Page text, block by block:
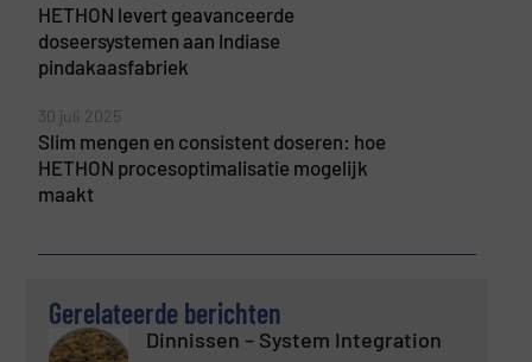
HETHON levert geavanceerde
doseersystemen aan Indiase
pindakaasfabriek
30 juli 2025
Slim mengen en consistent doseren: hoe
HETHON procesoptimalisatie mogelijk
maakt
Gerelateerde berichten
Dinnissen – System Integration